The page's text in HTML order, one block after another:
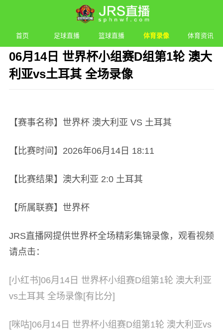
首页 足球直播 篮球直播 体育录像 体育资讯
06月14日 世界杯小组赛D组第1轮 澳大
利亚vs土耳其 全场录像
【赛事名称】世界杯 澳大利亚 VS 土耳其
【比赛时间】2026年06月14日 18:11
【比赛结果】澳大利亚 2:0 土耳其
【所属联赛】世界杯
JRS直播网提供世界杯全场精彩集锦录像，观看视频
请点击：
[小红书]06月14日 世界杯小组赛D组第1轮 澳大利亚
vs土耳其 全场录像[有比分]
[咪咕]06月14日 世界杯小组赛D组第1轮 澳大利亚vs